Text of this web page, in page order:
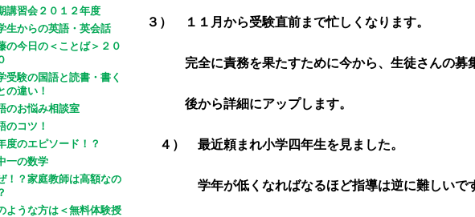
講習会２０１２年度
生からの英語・英会話
の今日の＜ことば＞２０
受験の国語と読書・書く
の違い！
のお悩み相談室
のコツ！
度のエピソード！？
一の数学
！？家庭教師は高額なの
ような方は＜無料体験授
３） １１月から受験直前まで忙しくなります。
完全に責務を果たすために今から、生徒さんの募集
後から詳細にアップします。
４） 最近頼まれ小学四年生を見ました。
学年が低くなればなるほど指導は逆に難しいです